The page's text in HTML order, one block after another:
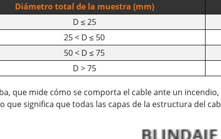
Diámetro total de la muestra (mm)
D ≤ 25
25 < D ≤ 50
50 < D ≤ 75
D > 75
que mide cómo se comporta el cable ante un
que significa que todas las capas de la estructura del